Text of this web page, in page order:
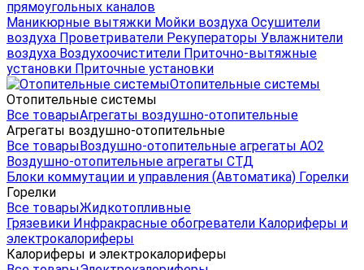
прямоугольных каналов
Маникюрные вытяжки Мойки воздуха Осушители
воздуха Проветриватели Рекуператоры Увлажнители
воздуха Воздухоочистители Приточно-вытяжные
установки Приточные установки
Отопительные системы
Отопительные системы
Все товарыАгрегаты воздушно-отопительные
Агрегаты воздушно-отопительные
Все товарыВоздушно-отопительные агрегаты АО2
Воздушно-отопительные агрегаты СТД
Блоки коммутации и управления (Автоматика) Горелки
Горелки
Все товарыЖидкотопливные
Грязевики Инфракрасные обогреватели Калориферы и
электрокалориферы
Калориферы и электрокалориферы